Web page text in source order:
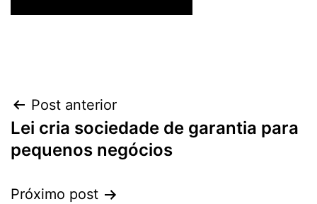
Navegação
de
Post anterior
Lei cria sociedade de garantia para
pequenos negócios
Próximo post